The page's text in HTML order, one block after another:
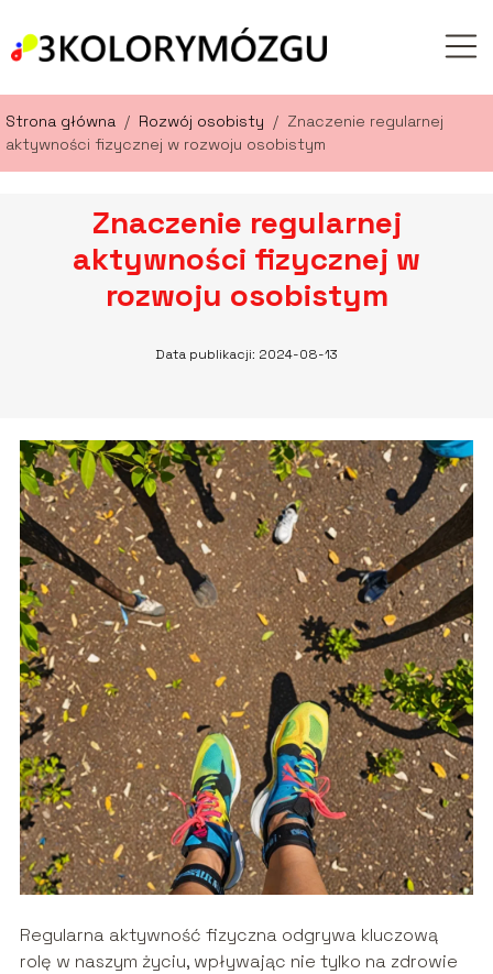
Strona główna / Rozwój osobisty / Znaczenie regularnej
aktywności fizycznej w rozwoju osobistym
Znaczenie regularnej
aktywności fizycznej w
rozwoju osobistym
Data publikacji: 2024-08-13
Regularna aktywność fizyczna odgrywa kluczową
rolę w naszym życiu, wpływając nie tylko na zdrowie